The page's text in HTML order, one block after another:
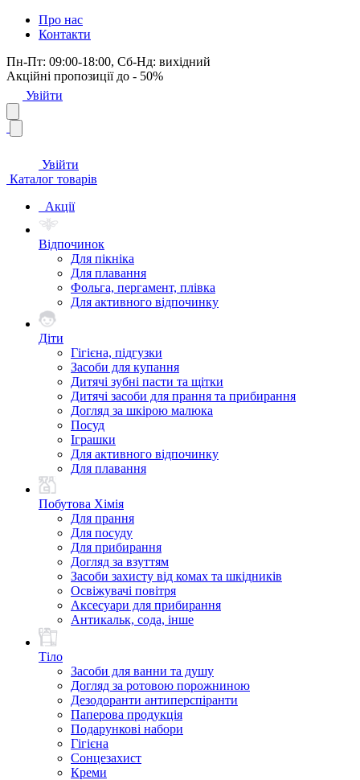
Про нас
Контакти
Пн-Пт: 09:00-18:00, Сб-Нд: вихідний
Акційні пропозиції до - 50%
Увійти
Увійти
Каталог товарів
Акції
Відпочинок
Для пікніка
Для плавання
Фольга, пергамент, плівка
Для активного відпочинку
Діти
Гігієна, підгузки
Засоби для купання
Дитячі зубні пасти та щітки
Дитячі засоби для прання та прибирання
Догляд за шкірою малюка
Посуд
Іграшки
Для активного відпочинку
Для плавання
Побутова Хімія
Для прання
Для посуду
Для прибирання
Догляд за взуттям
Засоби захисту від комах та шкідників
Освіжувачі повітря
Аксесуари для прибирання
Антикальк, сода, інше
Тіло
Засоби для ванни та душу
Догляд за ротовою порожниною
Дезодоранти антиперспіранти
Паперова продукція
Подарункові набори
Гігієна
Сонцезахист
Креми